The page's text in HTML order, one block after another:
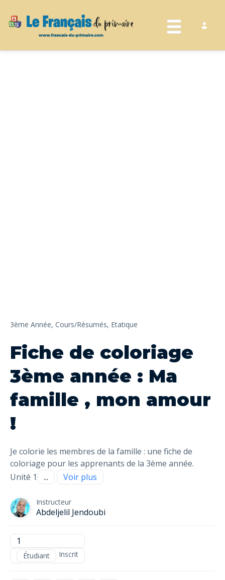
Toggle
3ème Année, Cours/Résumés, Etatique
Fiche de coloriage
3ème année : Ma
famille , mon amour
!
Je colorie les membres de la famille : une fiche de
coloriage pour les apprenants de la 3ème année.
Unité 1
... Voir plus
Instructeur
Abdeljelil Jendoubi
1
Étudiant Inscrit